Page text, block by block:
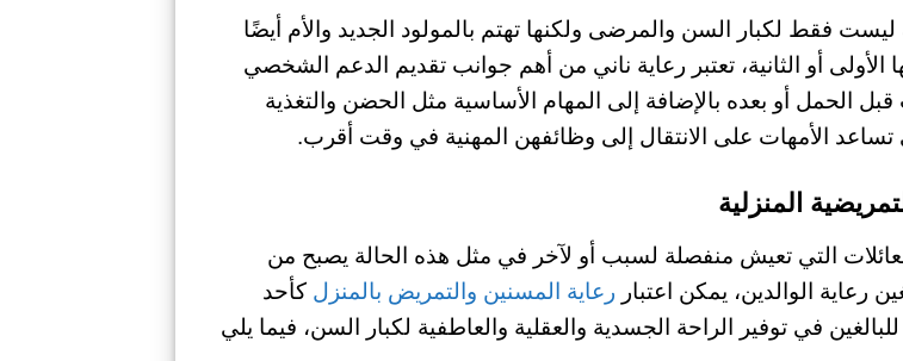
ليست فقط لكبار السن والمرضى ولكنها تهتم بالمولود الجديد والأم أيضًا
الأولى أو الثانية، تعتبر رعاية ناني من أهم جوانب تقديم الدعم الشخصي
قبل الحمل أو بعده بالإضافة إلى المهام الأساسية مثل الحضن والتغذية
تساعد الأمهات على الانتقال إلى وظائفهن المهنية في وقت أقرب.
المنزلية
التي تعيش منفصلة لسبب أو لآخر في مثل هذه الحالة يصبح من
رعاية الوالدين، يمكن اعتبار رعاية المسنين والتمريض بالمنزل كأحد
في توفير الراحة الجسدية والعقلية والعاطفية لكبار السن، فيما يلي